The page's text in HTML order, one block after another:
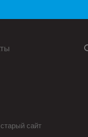
сайт